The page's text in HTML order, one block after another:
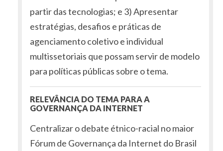
partir das tecnologias; e 3) Apresentar
estratégias, desafios e práticas de
agenciamento coletivo e individual
multissetoriais que possam servir de modelo
para políticas públicas sobre o tema.
RELEVÂNCIA DO TEMA PARA A
GOVERNANÇA DA INTERNET
Centralizar o debate étnico-racial no maior
Fórum de Governança da Internet do Brasil